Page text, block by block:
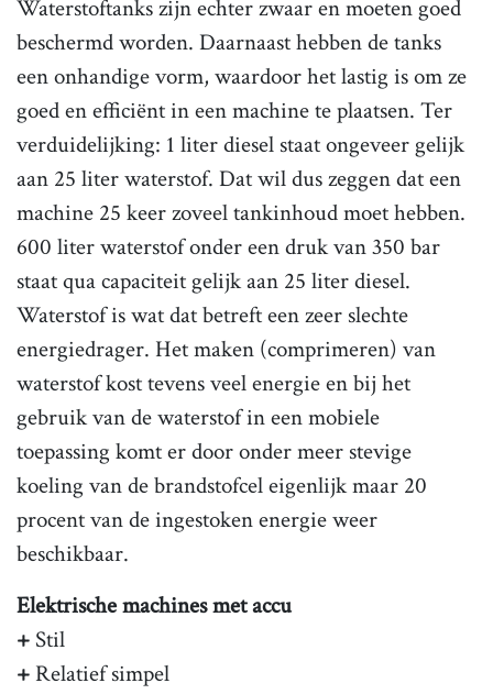
Waterstoftanks zijn echter zwaar en moeten goed
beschermd worden. Daarnaast hebben de tanks
een onhandige vorm, waardoor het lastig is om ze
goed en efficiënt in een machine te plaatsen. Ter
verduidelijking: 1 liter diesel staat ongeveer gelijk
aan 25 liter waterstof. Dat wil dus zeggen dat een
machine 25 keer zoveel tankinhoud moet hebben.
600 liter waterstof onder een druk van 350 bar
staat qua capaciteit gelijk aan 25 liter diesel.
Waterstof is wat dat betreft een zeer slechte
energiedrager. Het maken (comprimeren) van
waterstof kost tevens veel energie en bij het
gebruik van de waterstof in een mobiele
toepassing komt er door onder meer stevige
koeling van de brandstofcel eigenlijk maar 20
procent van de ingestoken energie weer
beschikbaar.
Elektrische machines met accu
+ Stil
+Relatief simpel